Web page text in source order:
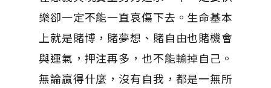
樂卻一定不能一直哀傷下去。生命基本
上就是賭博，賭夢想、賭自由也賭機會
與運氣，押注再多，也不能輸掉自己。
無論贏得什麼，沒有自我，都是一無所